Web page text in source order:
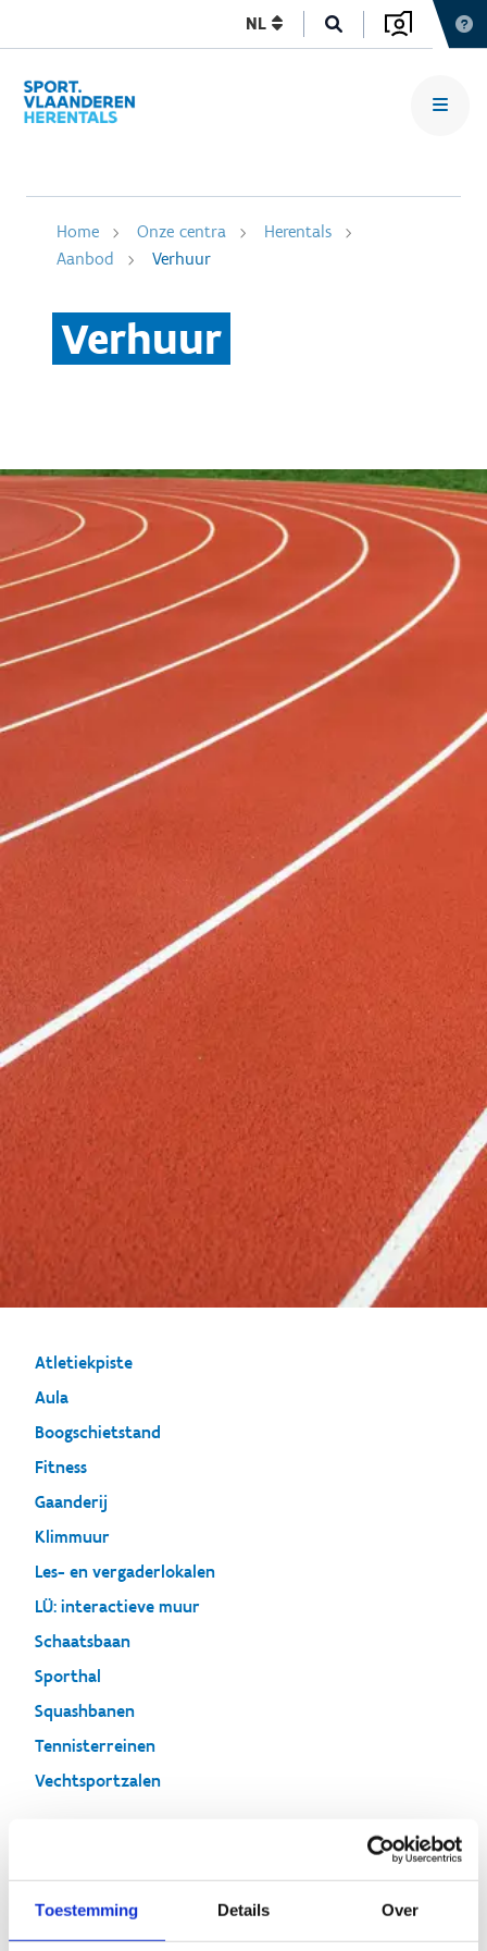
Toestemming Details Over
NL
Home Onze centra
Herentals
Aanbod
Verhuur
Verhuur
Atletiekpiste
Aula
Boogschietstand
Fitness
Gaanderij
Klimmuur
Les- en vergaderlokalen
LÜ: interactieve muur
Schaatsbaan
Sporthal
Squashbanen
Tennisterreinen
Vechtsportzalen
Gymzaal